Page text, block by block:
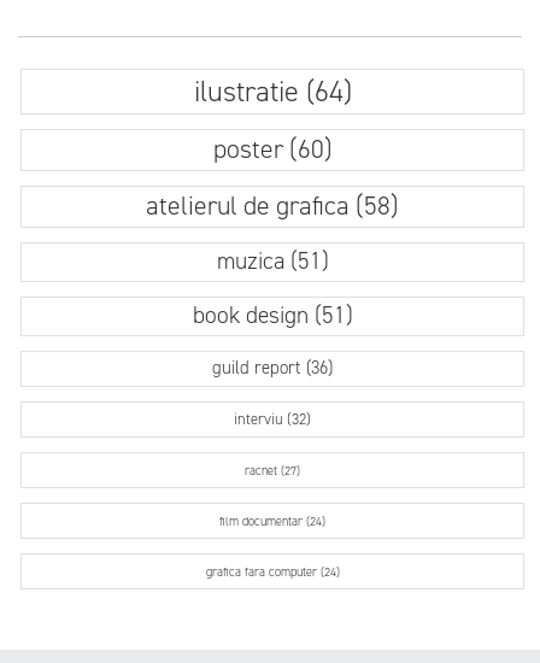
ilustratie (64)
poster (60)
atelierul de grafica (58)
muzica (51)
book design (51)
guild report (36)
interviu (32)
racnet (27)
film documentar (24)
grafica fara computer (24)